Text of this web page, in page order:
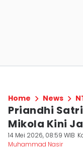
Home News
Priandhi
Mikola Kini
14 Mei 2026, 08:59 WIB
Muhammad Nasir